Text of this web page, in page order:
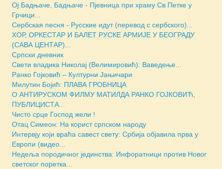
Ој Бадњаче, Бадњаче - Пјевница при храму Св Петке у
Грчици...
Сербская песня - Русские идут (перевод с сербского)...
ХОР, ОРКЕСТАР И БАЛЕТ РУСКЕ АРМИЈЕ У БЕОГРАДУ
(САВА ЦЕНТАР)...
Српски дневник
Свети владика Николај (Велимировић): Ваведење...
Ранко Гојковић – Културни Јањичари
Милутин Бојић: ПЛАВА ГРОБНИЦА
О АНТИРУСКОМ ФИЛМУ МАТИЛДА РАНКО ГОЈКОВИЋ,
ПУБЛИЦИСТА...
Чисто срце Господ жели !
Отац Симеон: На корист српском народу
Интервју који враћа савест свету: Србија објавила прва у
Европи (видео...
Недеља породичног јединства: Инфоратници против Новог
светског поретка...